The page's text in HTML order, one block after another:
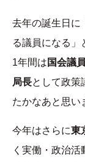
去年の誕生日に
る議員になる」
1年間は 国会議
局長として政策
たかなあと思い
今年はさらに東
く実働・政治